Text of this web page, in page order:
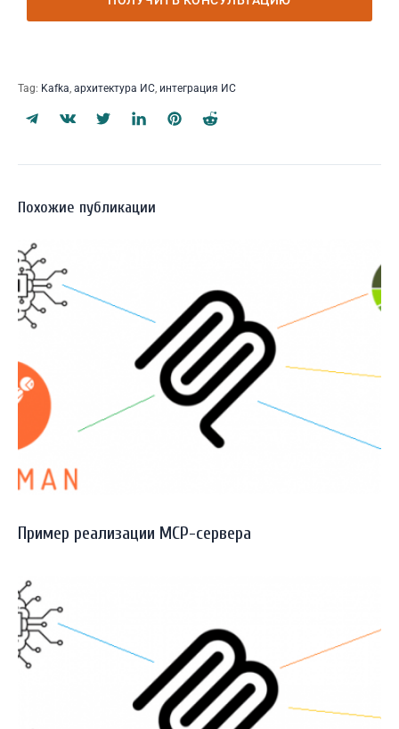
Tag: Kafka, архитектура ИС, интеграция ИС
Похожие публикации
Пример реализации MCP-сервера